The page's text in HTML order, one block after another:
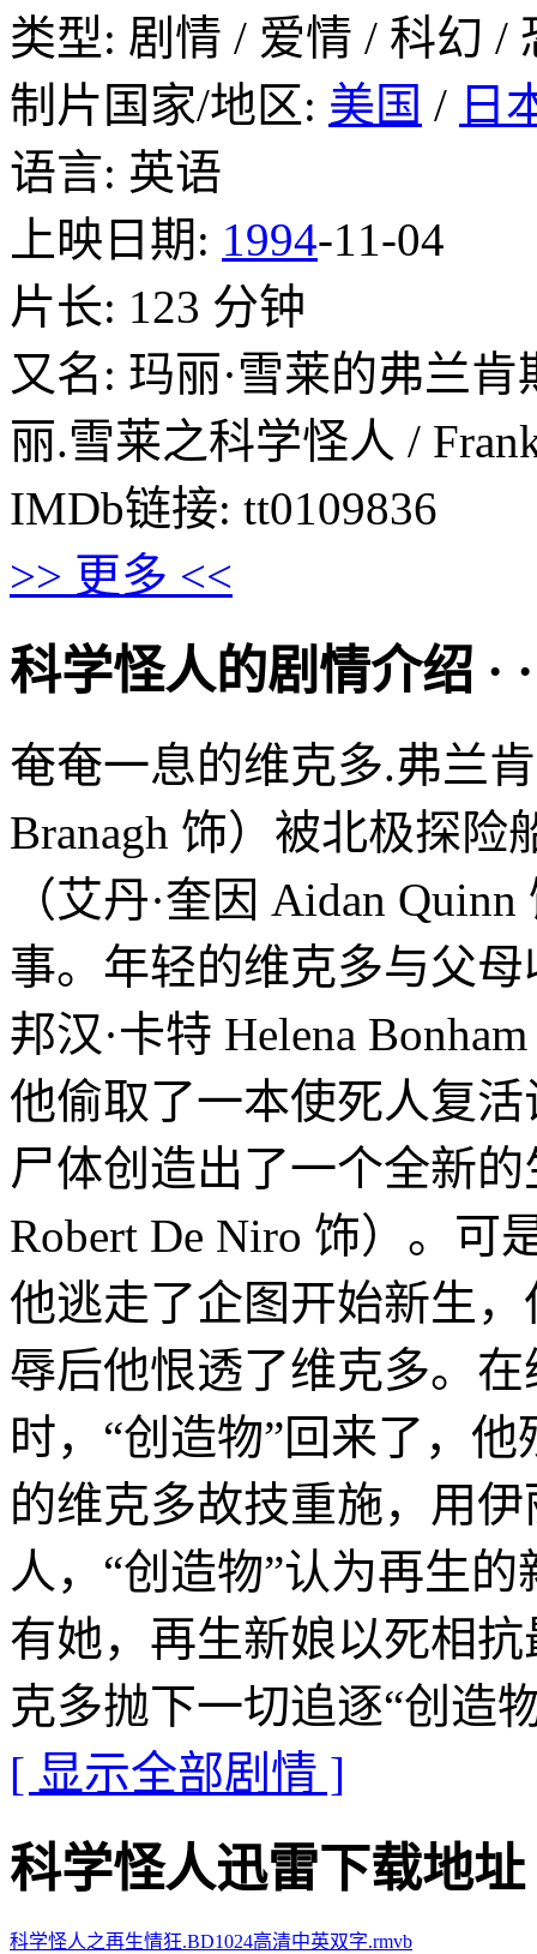
类型: 剧情 / 爱情 / 科幻 /
制片国家/地区: 美国 / 日
语言: 英语
上映日期: 1994-11-04
片长: 123 分钟
又名: 玛丽·雪莱的弗兰
丽.雪莱之科学怪人 /
IMDb链接: tt0109836
>> 更多 <<
科学怪人的剧情介绍 · ·
奄奄一息的维克多.弗兰
Branagh 饰）被北极探
（艾丹·奎因 Aidan
事。年轻的维克多与父
邦汉·卡特 Helena
他偷取了一本使死人复
尸体创造出了一个全新
Robert De Niro 饰）。可
他逃走了企图开始新生
辱后他恨透了维克多。
时，“创造物”回来了，
的维克多故技重施，用
人，“创造物”认为再生
有她，再生新娘以死相
克多抛下一切追逐“创
[ 显示全部剧情 ]
科学怪人迅雷下载地址 ·
科学怪人之再生情狂.BD1024高清中英双字.rmvb